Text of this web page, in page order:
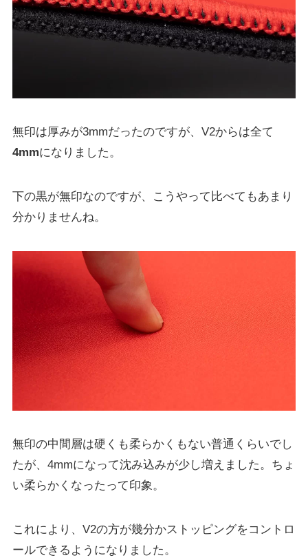
無印は厚みが3mmだったのですが、V2からは全て
4mmになりました。
下の黒が無印なのですが、こうやって比べてもあまり
分かりませんね。
無印の中間層は硬くも柔らかくもない普通くらいでし
たが、4mmになって沈み込みが少し増えました。ちょ
い柔らかくなったって印象。
これにより、V2の方が幾分かストッピングをコントロ
ールできるようになりました。